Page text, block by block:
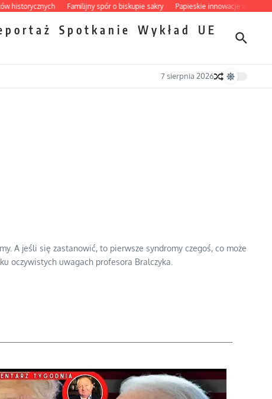
Familijny spór o biskupie sakry Papieskie innowacje w tradycyjnym
Spotkanie Wykład
UE
7 sierpnia 2026
A jeśli się zastanowić, to pierwsze syndromy czegoś, co może
oczywistych uwagach profesora Bralczyka.